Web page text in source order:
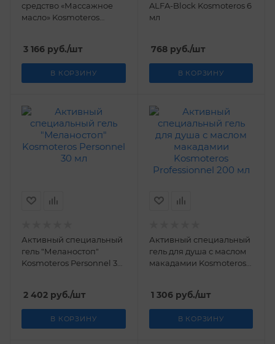
средство «Массажное
масло» Kosmoteros
3 166 руб./шт
В КОРЗИНУ
ALFA-Block Kosmoteros 6
мл
768руб./шт
В КОРЗИНУ
Активный специальный
гель "Меланостоп"
Kosmoteros Personnel 30
2 402 руб./шт
В КОРЗИНУ
Активный специальный
гель для душа с маслом
макадамии Kosmoteros
1 306руб./шт
В КОРЗИНУ